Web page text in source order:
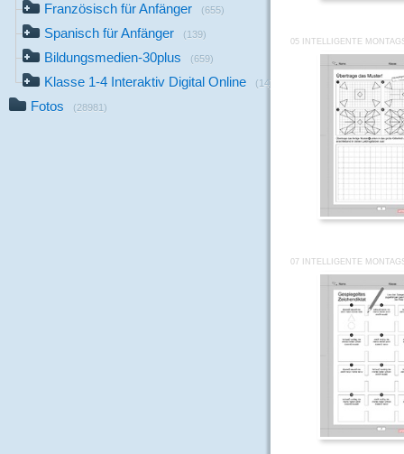
Französisch für Anfänger (655)
Spanisch für Anfänger (139)
Bildungsmedien-30plus (659)
Klasse 1-4 Interaktiv Digital Online (14)
Fotos (28981)
05 INTELLIGENTE
07 INTELLIGENTE